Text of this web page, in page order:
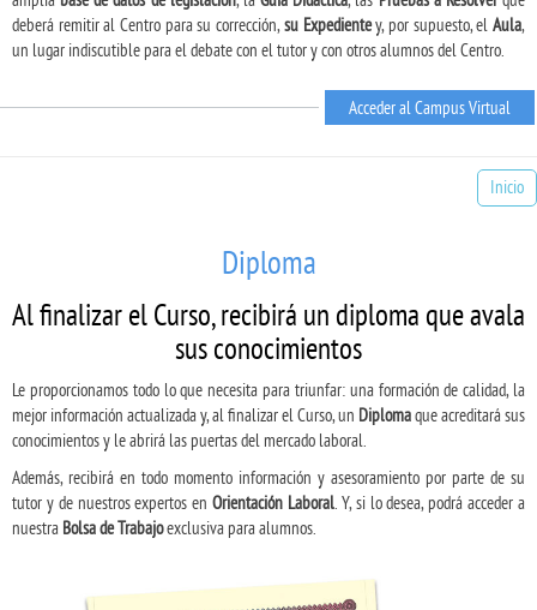
deberá remitir al Centro para su corrección,su Expedientey, por supuesto, elAula,
un lugar indiscutible para el debate con el tutor y con otros alumnos del Centro.
Acceder al Campus Virtual
Inicio
Diploma
Al finalizar el Curso, recibirá un diploma que avala
sus conocimientos
Le proporcionamos todo lo que necesita para triunfar: una formación de calidad, la
mejor información actualizada y, al finalizar el Curso, un Diplomaque acreditará sus
conocimientos y le abrirá las puertas del mercado laboral.
Además, recibirá en todo momento información y asesoramiento por parte de su
tutor y de nuestros expertos enOrientación Laboral. Y, si lo desea, podrá acceder a
nuestra Bolsa de Trabajoexclusiva para alumnos.